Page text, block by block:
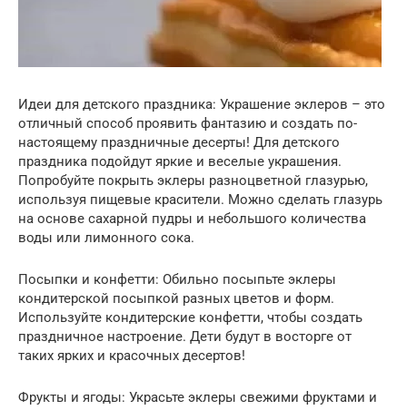
Идеи для детского праздника: Украшение эклеров – это
отличный способ проявить фантазию и создать по-
настоящему праздничные десерты! Для детского
праздника подойдут яркие и веселые украшения.
Попробуйте покрыть эклеры разноцветной глазурью,
используя пищевые красители. Можно сделать глазурь
на основе сахарной пудры и небольшого количества
воды или лимонного сока.
Посыпки и конфетти: Обильно посыпьте эклеры
кондитерской посыпкой разных цветов и форм.
Используйте кондитерские конфетти, чтобы создать
праздничное настроение. Дети будут в восторге от
таких ярких и красочных десертов!
Фрукты и ягоды: Украсьте эклеры свежими фруктами и